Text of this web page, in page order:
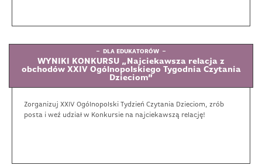
DLA EDUKATORÓW
WYNIKI KONKURSU „Najciekawsza relacja z
obchodów XXIV Ogólnopolskiego Tygodnia Czytania
Dzieciom”
Zorganizuj XXIV Ogólnopolski Tydzień Czytania Dzieciom, zrób
posta i weź udział w Konkursie na najciekawszą relację!